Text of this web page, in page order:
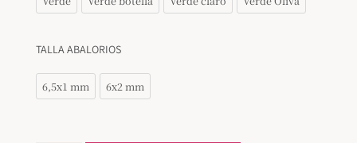
TALLA ABALORIOS
6,5x1 mm 6x2 mm